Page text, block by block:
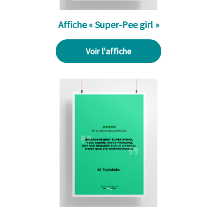
Affiche « Super-Pee girl »
Voir l'affiche